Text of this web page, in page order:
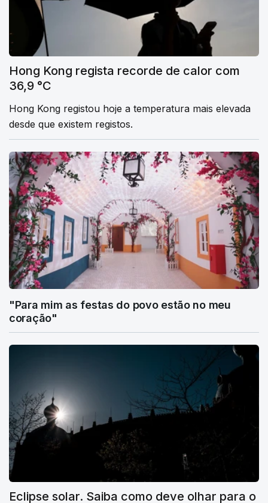
Hong Kong regista recorde de calor com
36,9 °C
Hong Kong registou hoje a temperatura mais elevada
desde que existem registos.
"Para mim as festas do povo estão no meu
coração"
Eclipse solar. Saiba como deve olhar para o